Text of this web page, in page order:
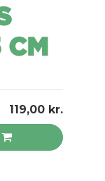
CM
119,00 kr.